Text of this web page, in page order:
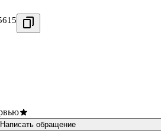
Написать обращение